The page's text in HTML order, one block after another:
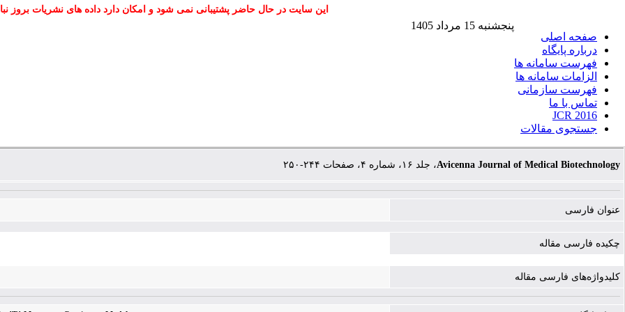
این سایت در حال حاضر پشتیبانی نمی شود و امکان دارد داده های نشریات بروز
صفحه اصلی
درباره پایگاه
فهرست سامانه ها
الزامات سامانه ها
فهرست سازمانی
تماس با ما
JCR 2016
جستجوی مقالات
پنجشنبه 15 مرداد 1405
Avicenna Journal of Medical Biotechnology، جلد ۱۶، شماره ۴، صفحات ۲۴۴-۲۵۰
عنوان فارسی
چکیده فارسی مقاله
کلیدواژه‌های فارسی مقاله